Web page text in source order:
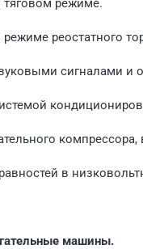
реостатного
сигналами и
в
машины.